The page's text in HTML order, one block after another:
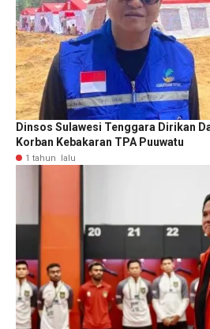
Dinsos Sulawesi Tenggara Dirikan
Korban Kebakaran TPA Puuwatu
1 tahun lalu